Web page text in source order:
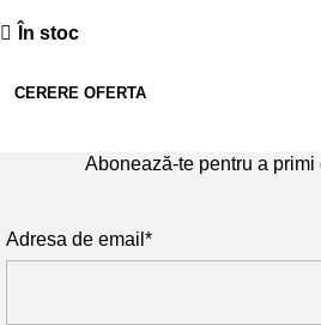
În stoc
CERERE OFERTA
Abonează-te pentru a primi
Adresa de email*